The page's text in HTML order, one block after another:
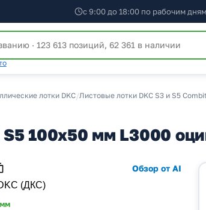
с 9:00 до 18:00 по рабочим дням
лотки DKC/Листовые лотки DKC S3 и S5
100х50 мм L3000
Обзор от AI
(ДКС)